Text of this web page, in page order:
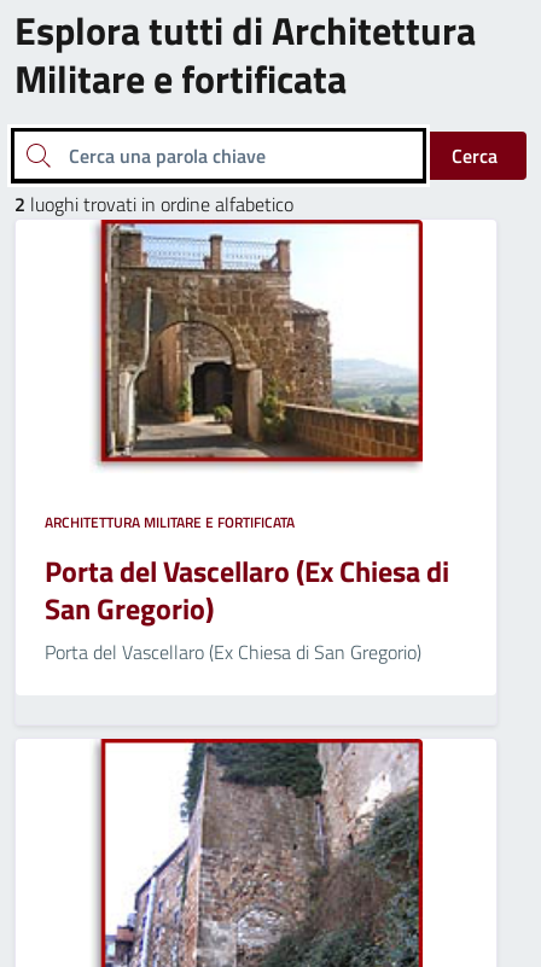
Esplora tutti di Architettura
Militare e fortificata
Cerca una parola chiave
Cerca
2 luoghi trovati in ordine alfabetico
ARCHITETTURA MILITARE E FORTIFICATA
Porta del Vascellaro (Ex Chiesa di
San Gregorio)
Porta del Vascellaro (Ex Chiesa di San Gregorio)